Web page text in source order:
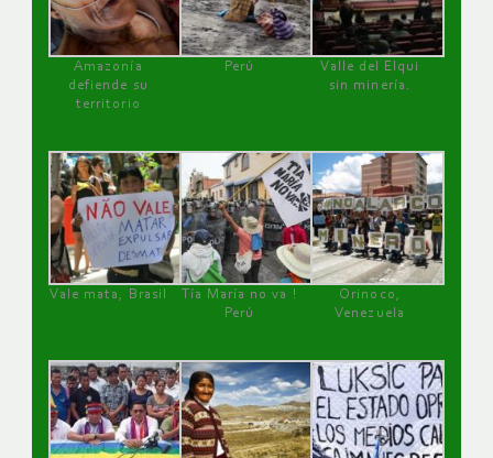
Amazonía
defiende su
territorio
Perú
Valle del Elqui
sin minería.
Vale mata, Brasil
Tía María no va !
Perú
Orinoco,
Venezuela